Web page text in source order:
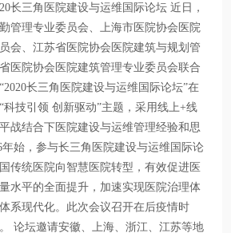
长三角医院建设与运维国际论坛 近日，
管理专业委员会、上海市医院协会医院
会、江苏省医院协会医院建筑与规划管
医院协会医院建筑管理专业委员会联合
长三角医院建设与运维国际论坛”在
科技引领 创新驱动”主题，采用线上+线
战结合下医院建设与运维管理经验和思
年始，参与长三角医院建设与运维国际论
传统医院向智慧医院转型，有效促进医
水平的全面提升，加速实现医院治理体
系现代化。此次会议召开在后疫情时
论坛邀请安徽、上海、浙江、江苏等地